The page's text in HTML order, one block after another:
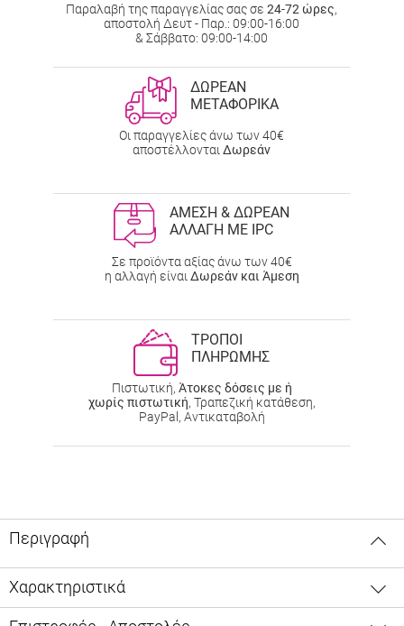
Παραλαβή της παραγγελίας σας σε 24-72 ώρες,
αποστολή Δευτ - Παρ.: 09:00-16:00
& Σάββατο: 09:00-14:00
ΔΩΡΕΑΝ
ΜΕΤΑΦΟΡΙΚΑ
Οι παραγγελίες άνω των 40€
αποστέλλονται Δωρεάν
ΑΜΕΣΗ & ΔΩΡΕΑΝ
ΑΛΛΑΓΗ ΜΕ IPC
Σε προϊόντα αξίας άνω των 40€
η αλλαγή είναι Δωρεάν και Άμεση
ΤΡΟΠΟΙ
ΠΛΗΡΩΜΗΣ
Πιστωτική, Άτοκες δόσεις με ή
χωρίς πιστωτική, Τραπεζική κατάθεση,
PayPal, Αντικαταβολή
Περιγραφή
Χαρακτηριστικά